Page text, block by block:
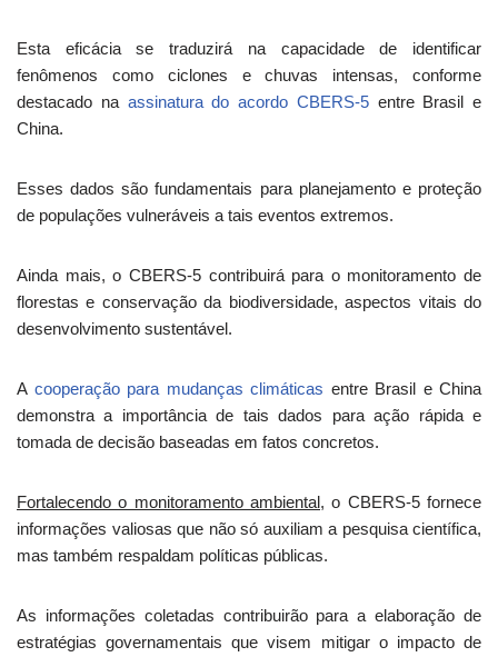
Esta eficácia se traduzirá na capacidade de identificar
fenômenos como ciclones e chuvas intensas, conforme
destacado na assinatura do acordo CBERS-5entre Brasil e
China.
Esses dados são fundamentais para planejamento e proteção
de populações vulneráveis a tais eventos extremos.
Ainda mais, o CBERS-5 contribuirá para o monitoramento de
florestas e conservação da biodiversidade, aspectos vitais do
desenvolvimento sustentável.
A cooperação para mudanças climáticas entre Brasil e China
demonstra a importância de tais dados para ação rápida e
tomada de decisão baseadas em fatos concretos.
Fortalecendo o monitoramento ambiental, o CBERS-5 fornece
informações valiosas que não só auxiliam a pesquisa científica,
mas também respaldam políticas públicas.
As informações coletadas contribuirão para a elaboração de
estratégias governamentais que visem mitigar o impacto de